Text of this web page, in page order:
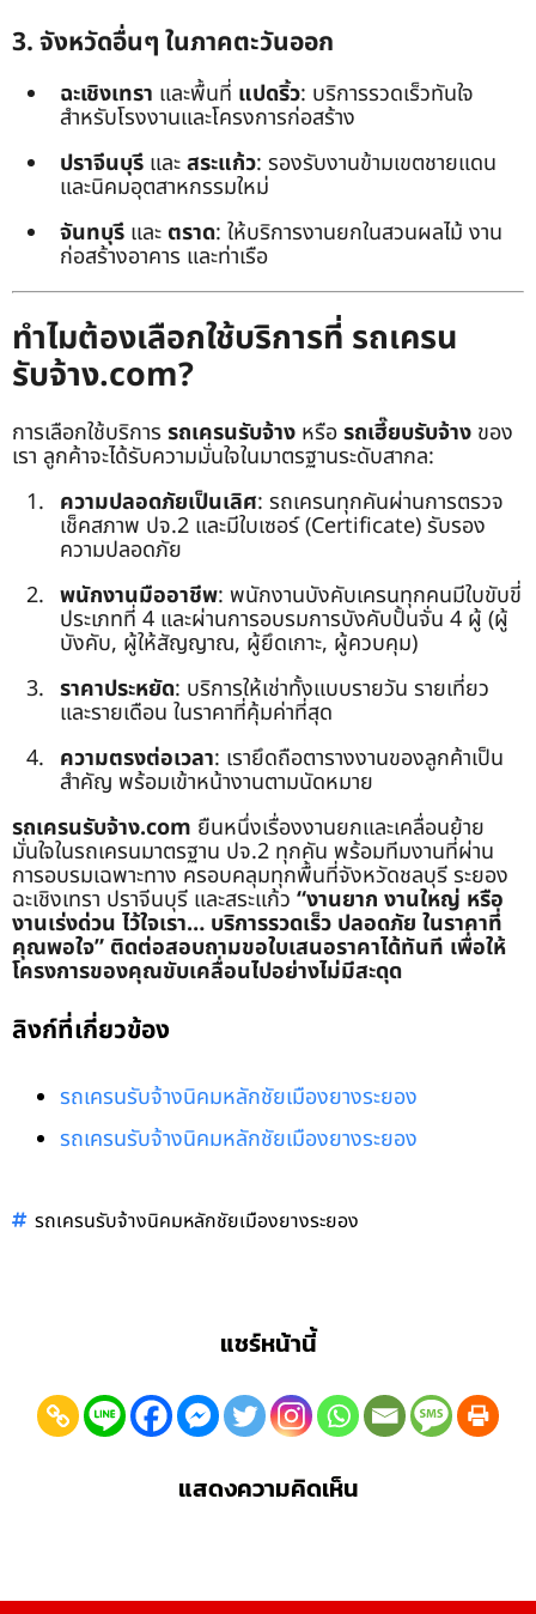
3. จังหวัดอื่นๆ ในภาคตะวันออก
ฉะเชิงเทรา และพื้นที่ แปดริ้ว: บริการรวดเร็วทันใจ
สำหรับโรงงานและโครงการก่อสร้าง
ปราจีนบุรี และสระแก้ว: รองรับงานข้ามเขตชายแดน
และนิคมอุตสาหกรรมใหม่
จันทบุรี และ ตราด: ให้บริการงานยกในสวนผลไม้ งาน
ก่อสร้างอาคาร และท่าเรือ
ทำไมต้องเลือกใช้บริการที่ รถเครน
รับจ้าง.com?
การเลือกใช้บริการ รถเครนรับจ้าง หรือรถเฮี๊ยบรับจ้าง ของ
เรา ลูกค้าจะได้รับความมั่นใจในมาตรฐานระดับสากล:
ความปลอดภัยเป็นเลิศ: รถเครนทุกคันผ่านการตรวจ
เช็คสภาพ ปจ.2 และมีใบเซอร์ (Certificate) รับรอง
ความปลอดภัย
พนักงานมืออาชีพ: พนักงานบังคับเครนทุกคนมีใบขับขี่
ประเภทที่ 4 และผ่านการอบรมการบังคับปั้นจั่น 4 ผู้ (ผู้
บังคับ, ผู้ให้สัญญาณ, ผู้ยึดเกาะ, ผู้ควบคุม)
ราคาประหยัด: บริการให้เช่าทั้งแบบรายวัน รายเที่ยว
และรายเดือน ในราคาที่คุ้มค่าที่สุด
ความตรงต่อเวลา: เรายึดถือตารางงานของลูกค้าเป็น
สำคัญ พร้อมเข้าหน้างานตามนัดหมาย
รถเครนรับจ้าง.com ยืนหนึ่งเรื่องงานยกและเคลื่อนย้าย
มั่นใจในรถเครนมาตรฐาน ปจ.2 ทุกคัน พร้อมทีมงานที่ผ่าน
การอบรมเฉพาะทาง ครอบคลุมทุกพื้นที่จังหวัดชลบุรี ระยอง
ฉะเชิงเทรา ปราจีนบุรี และสระแก้ว “งานยาก งานใหญ่ หรือ
งานเร่งด่วน ไว้ใจเรา… บริการรวดเร็ว ปลอดภัย ในราคาที่
คุณพอใจ” ติดต่อสอบถามขอใบเสนอราคาได้ทันที เพื่อให้
โครงการของคุณขับเคลื่อนไปอย่างไม่มีสะดุด
ลิงก์ที่เกี่ยวข้อง
รถเครนรับจ้างนิคมหลักชัยเมืองยางระยอง
รถเครนรับจ้างนิคมหลักชัยเมืองยางระยอง
รถเครนรับจ้างนิคมหลักชัยเมืองยางระยอง
แชร์หน้านี้
แสดงความคิดเห็น